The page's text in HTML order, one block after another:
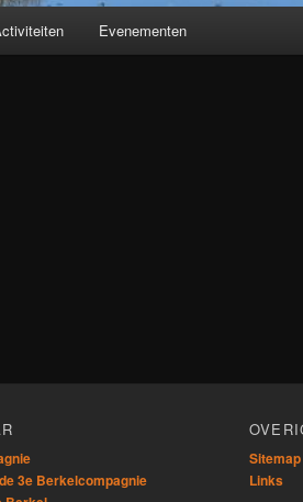
Evenementen
3e Berkelcompagnie
Sitemap
Links